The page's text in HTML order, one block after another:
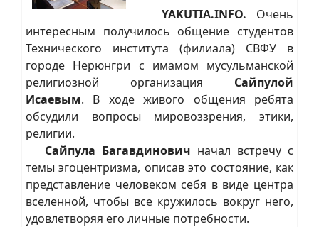
YAKUTIA.INFO. Очень
интересным получилось общение студентов
Технического института (филиала) СВФУ в
городе Нерюнгри с имамом мусульманской
религиозной организация Сайпулой
Исаевым. В ходе живого общения ребята
обсудили вопросы мировоззрения, этики,
религии.
Сайпула Багавдинович начал встречу с
темы эгоцентризма, описав это состояние, как
представление человеком себя в виде центра
вселенной, чтобы все кружилось вокруг него,
удовлетворяя его личные потребности.